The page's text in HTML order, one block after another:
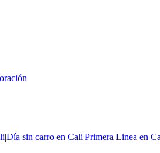
|Día sin carro en Cali|Primera Linea en